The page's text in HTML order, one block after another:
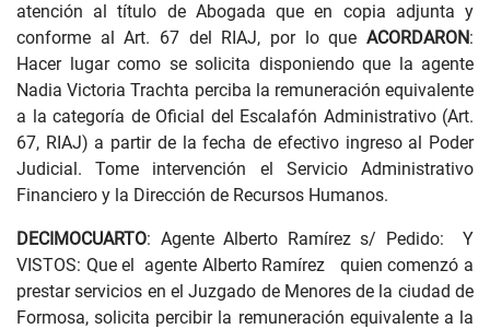
atención al título de Abogada que en copia adjunta y
conforme al Art. 67 del RIAJ, por lo que ACORDARON:
Hacer lugar como se solicita disponiendo que la agente
Nadia Victoria Trachta perciba la remuneración equivalente
a la categoría de Oficial del Escalafón Administrativo (Art.
67, RIAJ) a partir de la fecha de efectivo ingreso al Poder
Judicial. Tome intervención el Servicio Administrativo
Financiero y la Dirección de Recursos Humanos.
DECIMOCUARTO: Agente Alberto Ramírez s/ Pedido: Y
VISTOS: Que el agente Alberto Ramírez quien comenzó a
prestar servicios en el Juzgado de Menores de la ciudad de
Formosa, solicita percibir la remuneración equivalente a la